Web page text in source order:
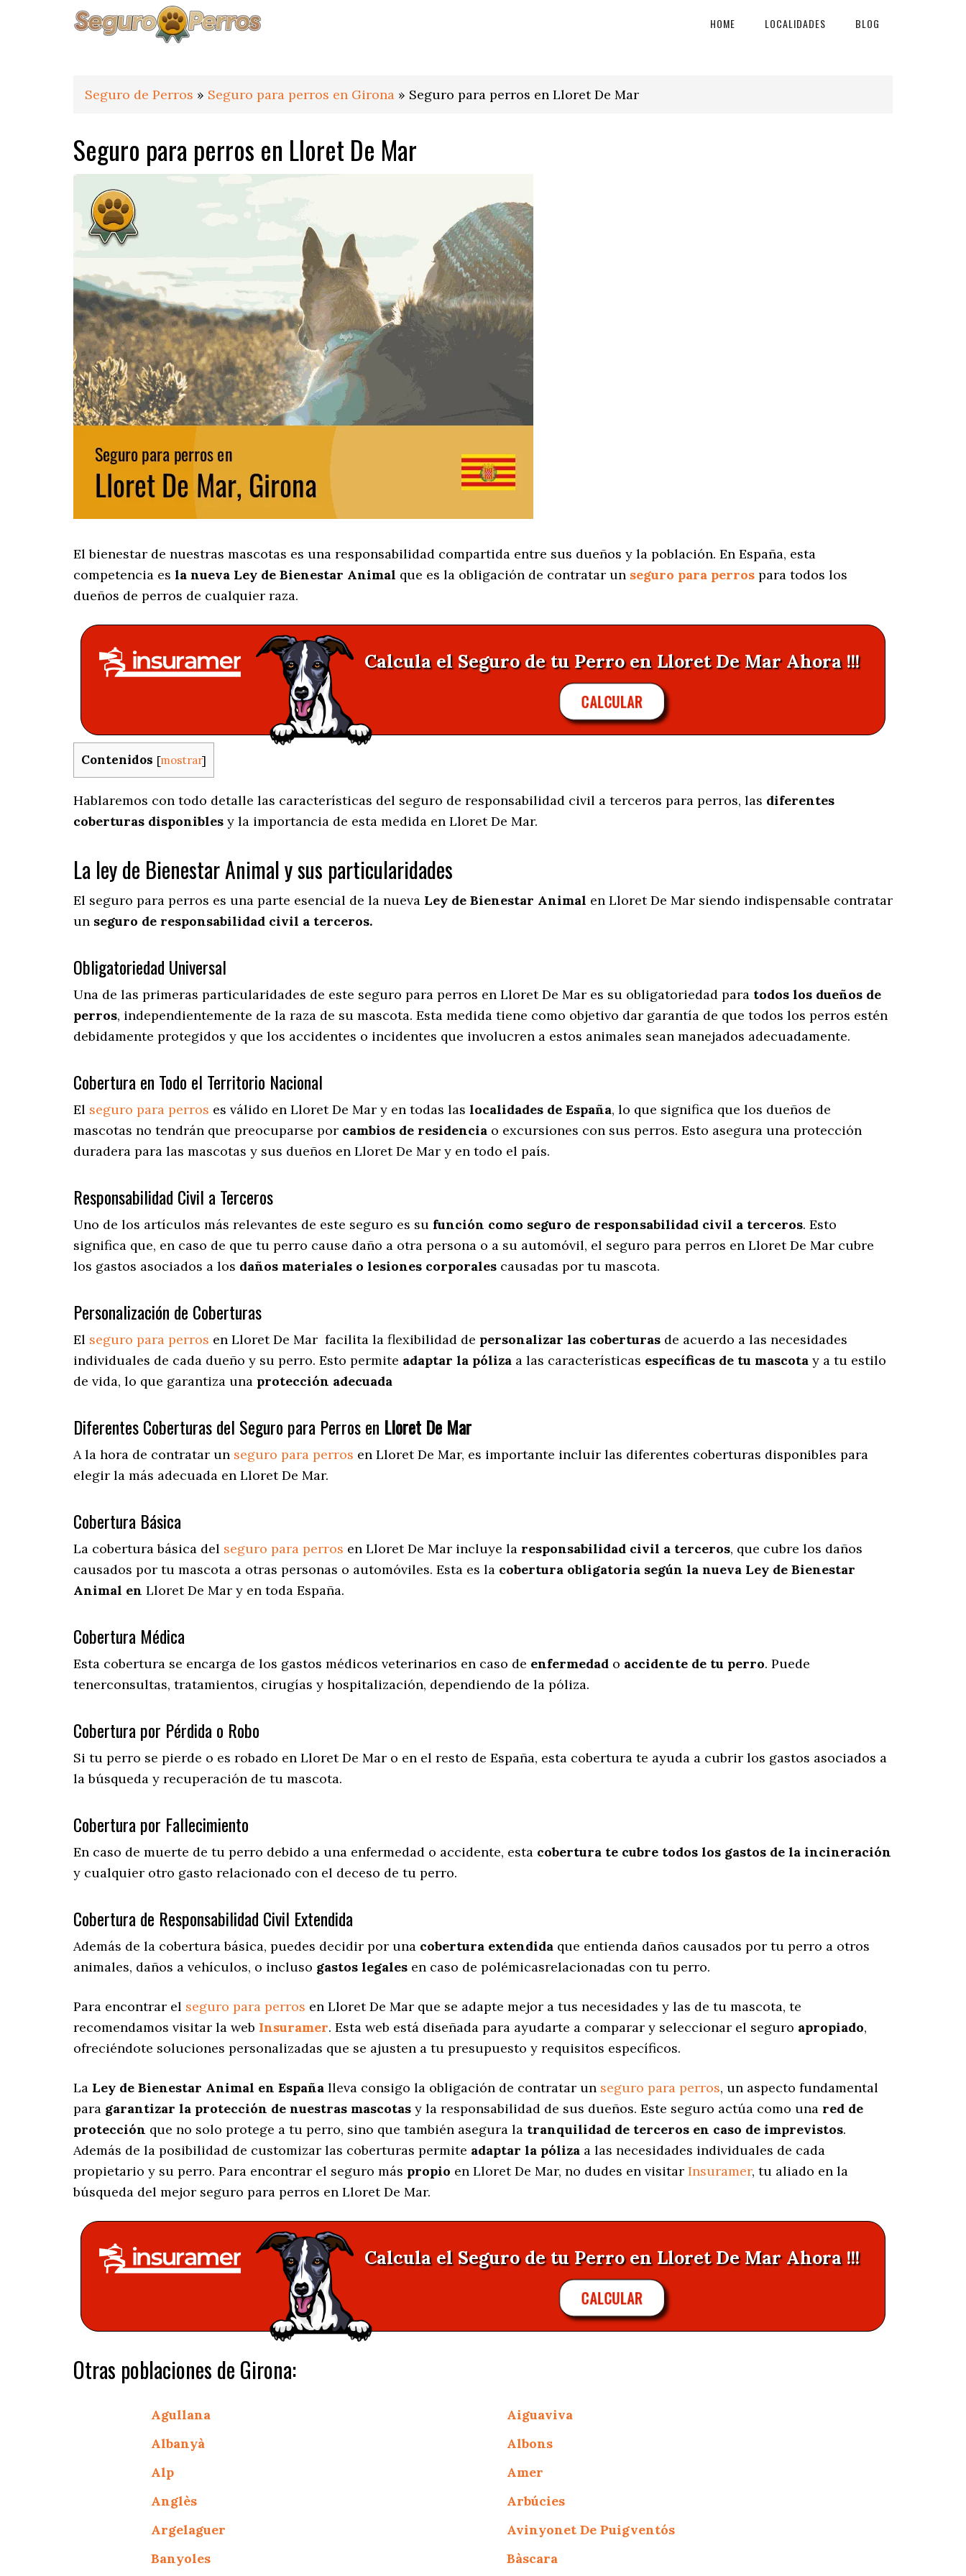
HOME LOCALIDADES BLOG
Seguro de Perros » Seguro para perros en Girona » Seguro para perros en Lloret De Mar
Seguro para perros en Lloret De Mar
El bienestar de nuestras mascotas es una responsabilidad compartida entre sus dueños y la población. En España, esta
competencia es la nueva Ley de Bienestar Animal que es la obligación de contratar un seguro para perros para todos los
dueños de perros de cualquier raza.
Calcula el Seguro de tu Perro en Lloret De Mar Ahora !!!
CALCULAR
Contenidos [mostrar]
Hablaremos con todo detalle las características del seguro de responsabilidad civil a terceros para perros, las diferentes
coberturas disponibles y la importancia de esta medida en Lloret De Mar.
La ley de Bienestar Animal y sus particularidades
El seguro para perros es una parte esencial de la nueva Ley de Bienestar Animal en Lloret De Mar siendo indispensable contratar
un seguro de responsabilidad civil a terceros.
Obligatoriedad Universal
Una de las primeras particularidades de este seguro para perros en Lloret De Mar es su obligatoriedad para todos los dueños de
perros, independientemente de la raza de su mascota. Esta medida tiene como objetivo dar garantía de que todos los perros estén
debidamente protegidos y que los accidentes o incidentes que involucren a estos animales sean manejados adecuadamente.
Cobertura en Todo el Territorio Nacional
El seguro para perros es válido en Lloret De Mar y en todas las localidades de España, lo que significa que los dueños de
mascotas no tendrán que preocuparse por cambios de residencia o excursiones con sus perros. Esto asegura una protección
duradera para las mascotas y sus dueños en Lloret De Mar y en todo el país.
Responsabilidad Civil a Terceros
Uno de los artículos más relevantes de este seguro es su función como seguro de responsabilidad civil a terceros. Esto
significa que, en caso de que tu perro cause daño a otra persona o a su automóvil, el seguro para perros en Lloret De Mar cubre
los gastos asociados a los daños materiales o lesiones corporales causadas por tu mascota.
Personalización de Coberturas
El seguro para perros en Lloret De Mar facilita la flexibilidad de personalizar las coberturas de acuerdo a las necesidades
individuales de cada dueño y su perro. Esto permite adaptar la póliza a las características específicas de tu mascota y a tu estilo
de vida, lo que garantiza una protección adecuada
Diferentes Coberturas del Seguro para Perros en Lloret De Mar
A la hora de contratar un seguro para perros en Lloret De Mar, es importante incluir las diferentes coberturas disponibles para
elegir la más adecuada en Lloret De Mar.
Cobertura Básica
La cobertura básica del seguro para perros en Lloret De Mar incluye la responsabilidad civil a terceros, que cubre los daños
causados por tu mascota a otras personas o automóviles. Esta es la cobertura obligatoria según la nueva Ley de Bienestar
Animal en Lloret De Mar y en toda España.
Cobertura Médica
Esta cobertura se encarga de los gastos médicos veterinarios en caso de enfermedad o accidente de tu perro. Puede
tenerconsultas, tratamientos, cirugías y hospitalización, dependiendo de la póliza.
Cobertura por Pérdida o Robo
Si tu perro se pierde o es robado en Lloret De Mar o en el resto de España, esta cobertura te ayuda a cubrir los gastos asociados a
la búsqueda y recuperación de tu mascota.
Cobertura por Fallecimiento
En caso de muerte de tu perro debido a una enfermedad o accidente, esta cobertura te cubre todos los gastos de la incineración
y cualquier otro gasto relacionado con el deceso de tu perro.
Cobertura de Responsabilidad Civil Extendida
Además de la cobertura básica, puedes decidir por una cobertura extendida que entienda daños causados por tu perro a otros
animales, daños a vehículos, o incluso gastos legales en caso de polémicasrelacionadas con tu perro.
Para encontrar el seguro para perros en Lloret De Mar que se adapte mejor a tus necesidades y las de tu mascota, te
recomendamos visitar la web Insuramer. Esta web está diseñada para ayudarte a comparar y seleccionar el seguro apropiado,
ofreciéndote soluciones personalizadas que se ajusten a tu presupuesto y requisitos específicos.
La Ley de Bienestar Animal en España lleva consigo la obligación de contratar un seguro para perros, un aspecto fundamental
para garantizar la protección de nuestras mascotas y la responsabilidad de sus dueños. Este seguro actúa como una red de
protección que no solo protege a tu perro, sino que también asegura la tranquilidad de terceros en caso de imprevistos.
Además de la posibilidad de customizar las coberturas permite adaptar la póliza a las necesidades individuales de cada
propietario y su perro. Para encontrar el seguro más propio en Lloret De Mar, no dudes en visitar Insuramer, tu aliado en la
búsqueda del mejor seguro para perros en Lloret De Mar.
Calcula el Seguro de tu Perro en Lloret De Mar Ahora !!!
CALCULAR
Otras poblaciones de Girona:
Agullana
Aiguaviva
Albanyà
Albons
Alp
Amer
Anglès
Arbúcies
Argelaguer
Avinyonet De Puigventós
Banyoles
Bàscara